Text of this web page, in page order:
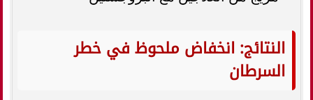
النتائج: انخفاض ملحوظ في خطر
السرطان